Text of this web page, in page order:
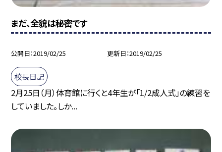
まだ、全貌は秘密です
公開日 2019/02/25 更新日 2019/02/25
校長日記
2月25日（月）体育館に行くと4年生が「1/2成人式」の練習を
していました。しか...